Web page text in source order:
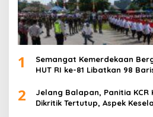
1
Semangat Kemerdekaan
HUT RI ke-81 Libatkan 98
2
Jelang Balapan, Panitia KCR
Dikritik Tertutup, Aspek